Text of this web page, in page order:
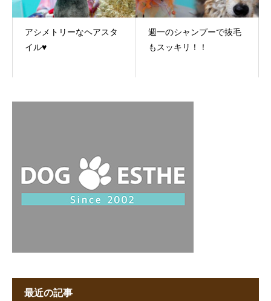
アシメトリーなヘアスタ
イル♥
週一のシャンプーで抜毛
もスッキリ！！
最近の記事